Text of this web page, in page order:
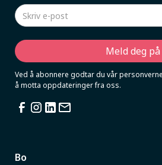
Ved å abonnere godtar du vår
å motta oppdateringer fra oss.
Bo